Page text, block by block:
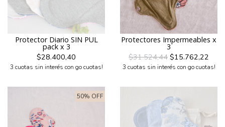
Protector Diario SIN PUL
pack x 3
$28.400,40
3 cuotas sin interés con go cuotas!
Protectores Impermeables x
3
$31.524,44 $15.762,22
3 cuotas sin interés con go cuotas!
50% OFF